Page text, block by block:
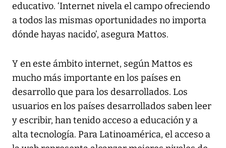
educativo. ‘Internet nivela el campo ofreciendo
a todos las mismas oportunidades no importa
dónde hayas nacido’, asegura Mattos.
Y en este ámbito internet, según Mattos es
mucho más importante en los países en
desarrollo que para los desarrollados. Los
usuarios en los países desarrollados saben leer
y escribir, han tenido acceso a educación y a
alta tecnología. Para Latinoamérica, el acceso a